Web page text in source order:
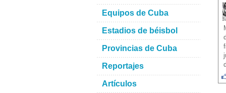
Equipos de Cuba
Estadios de béisbol
Provincias de Cuba
Reportajes
Artículos